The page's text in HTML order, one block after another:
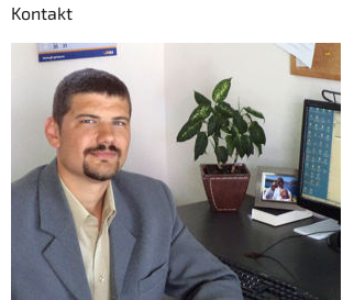
Kontakt